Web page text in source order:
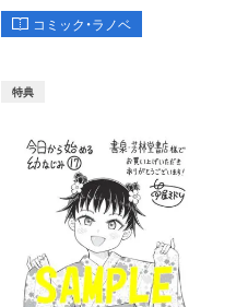
コミック・ラノベ
特典